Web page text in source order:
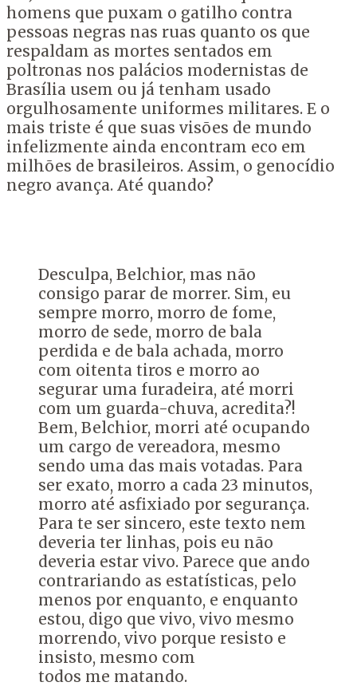
homens que puxam o gatilho contra
pessoas negras nas ruas quanto os que
respaldam as mortes sentados em
poltronas nos palácios modernistas de
Brasília usem ou já tenham usado
orgulhosamente uniformes militares. E o
mais triste é que suas visões de mundo
infelizmente ainda encontram eco em
milhões de brasileiros. Assim, o genocídio
negro avança. Até quando?
Desculpa, Belchior, mas não
consigo parar de morrer. Sim, eu
sempre morro, morro de fome,
morro de sede, morro de bala
perdida e de bala achada, morro
com oitenta tiros e morro ao
segurar uma furadeira, até morri
com um guarda-chuva, acredita?!
Bem, Belchior, morri até ocupando
um cargo de vereadora, mesmo
sendo uma das mais votadas. Para
ser exato, morro a cada 23 minutos,
morro até asfixiado por segurança.
Para te ser sincero, este texto nem
deveria ter linhas, pois eu não
deveria estar vivo. Parece que ando
contrariando as estatísticas, pelo
menos por enquanto, e enquanto
estou, digo que vivo, vivo mesmo
morrendo, vivo porque resisto e
insisto, mesmo com
todos me matando.